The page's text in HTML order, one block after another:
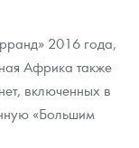
2016 года,
Африка также
включенных в
«Большим